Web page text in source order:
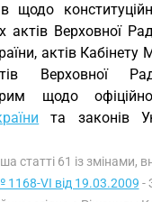
щодо
актів Верховної
актів Кабінету
Верховної
щодо
та законів
статті 61 із змінами,
1168-VI від 19.03.2009 -